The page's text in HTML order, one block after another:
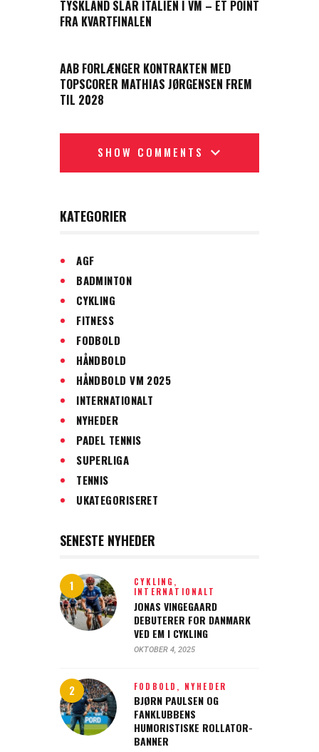
TYSKLAND SLÅR ITALIEN I VM – ET POINT
FRA KVARTFINALEN
AAB FORLÆNGER KONTRAKTEN MED
TOPSCORER MATHIAS JØRGENSEN FREM
TIL 2028
SHOW COMMENTS
KATEGORIER
AGF
BADMINTON
CYKLING
FITNESS
FODBOLD
HÅNDBOLD
HÅNDBOLD VM 2025
INTERNATIONALT
NYHEDER
PADEL TENNIS
SUPERLIGA
TENNIS
UKATEGORISERET
SENESTE NYHEDER
CYKLING,
INTERNATIONALT
JONAS VINGEGAARD
DEBUTERER FOR DANMARK
VED EM I CYKLING
OKTOBER 4, 2025
FODBOLD, NYHEDER
BJØRN PAULSEN OG
FANKLUBBENS
HUMORISTISKE ROLLATOR-
BANNER